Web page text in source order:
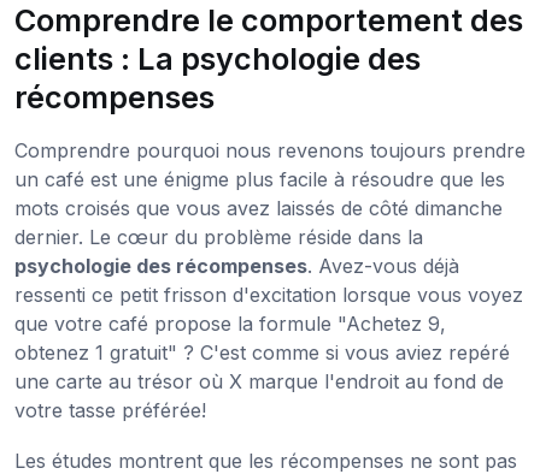
Comprendre le comportement des
clients : La psychologie des
récompenses
Comprendre pourquoi nous revenons toujours prendre
un café est une énigme plus facile à résoudre que les
mots croisés que vous avez laissés de côté dimanche
dernier. Le cœur du problème réside dans la
psychologie des récompenses. Avez-vous déjà
ressenti ce petit frisson d'excitation lorsque vous voyez
que votre café propose la formule "Achetez 9,
obtenez 1 gratuit" ? C'est comme si vous aviez repéré
une carte au trésor où X marque l'endroit au fond de
votre tasse préférée!
Les études montrent que les récompenses ne sont pas